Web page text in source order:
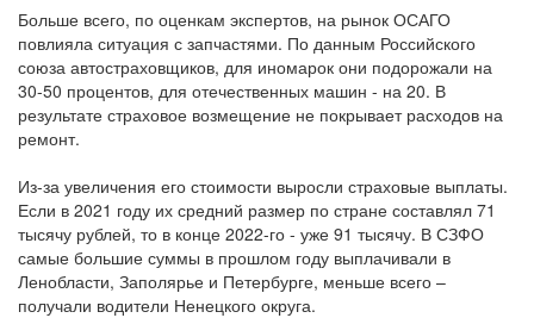
Больше всего, по оценкам экспертов, на рынок ОСАГО
повлияла ситуация с запчастями. По данным Российского
союза автостраховщиков, для иномарок они подорожали на
30-50 процентов, для отечественных машин - на 20. В
результате страховое возмещение не покрывает расходов на
ремонт.
Из-за увеличения его стоимости выросли страховые выплаты.
Если в 2021 году их средний размер по стране составлял 71
тысячу рублей, то в конце 2022-го - уже 91 тысячу. В СЗФО
самые большие суммы в прошлом году выплачивали в
Ленобласти, Заполярье и Петербурге, меньше всего –
получали водители Ненецкого округа.